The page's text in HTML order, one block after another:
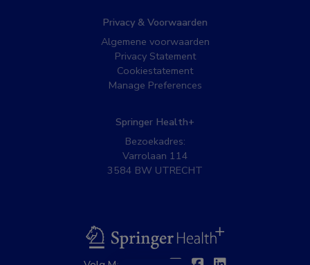
Privacy & Voorwaarden
Algemene voorwaarden
Privacy Statement
Cookiestatement
Manage Preferences
Springer Health+
Bezoekadres:
Varrolaan 114
3584 BW UTRECHT
BSL